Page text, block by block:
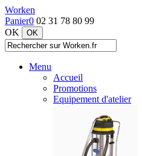
Worken
Panier0 02 31 78 80 99
OK
Menu
Accueil
Promotions
Equipement d'atelier